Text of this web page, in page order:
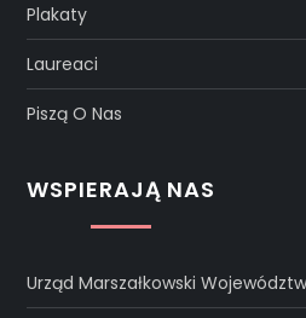
Plakaty
Laureaci
Piszą O Nas
WSPIERAJĄ NAS
Urząd Marszałkowski